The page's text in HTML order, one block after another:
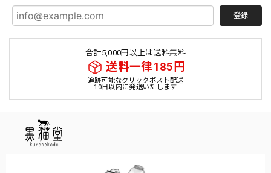
登録
合計5,000円以上は送料無料
送料一律185円
追跡可能なクリックポスト配送
10日以内に発送いたします